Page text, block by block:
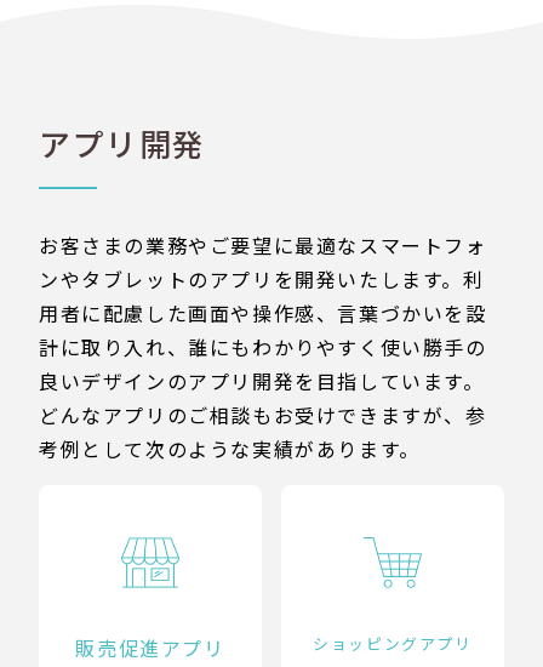
アプリ開発
お客さまの業務やご要望に最適なスマートフォ
ンやタブレットのアプリを開発いたします。利
用者に配慮した画面や操作感、言葉づかいを設
計に取り入れ、誰にもわかりやすく使い勝手の
良いデザインのアプリ開発を目指しています。
どんなアプリのご相談もお受けできますが、参
考例として次のような実績があります。
販売促進アプリ
ショッピングアプリ